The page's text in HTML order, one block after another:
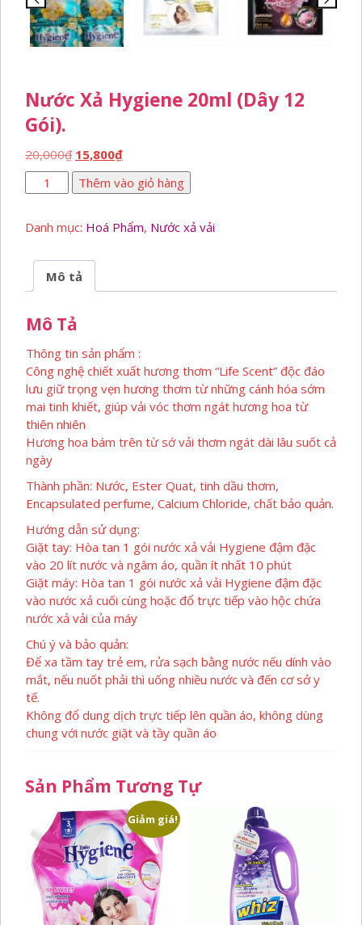
Nước Xả Hygiene 20ml (dây 12
Gói).
20,000₫ Giá
gốc
là:
15,800₫Giá
hiện
tại
15,800₫.
Nước
xả
20ml
gói).
lượng
Thêm vào giỏ hàng
Danh mục: Hoá Phẩm, Nước xả vải
Mô tả
Mô Tả
Thông tin sản phẩm :
Công nghệ chiết xuất hương thơm “Life Scent” độc đáo
lưu giữ trọng vẹn hương thơm từ những cánh hóa sớm
mai tinh khiết, giúp vải vóc thơm ngát hương hoa từ
thiên nhiên
Hương hoa bám trên từ sớ vải thơm ngát dài lâu suốt cả
ngày
Thành phần: Nước, Ester Quat, tinh dầu thơm,
Encapsulated perfume, Calcium Chloride, chất bảo quản.
Hướng dẫn sử dụng:
Giặt tay: Hòa tan 1 gói nước xả vải Hygiene đậm đặc
vào 20 lít nước và ngâm áo, quần ít nhất 10 phút
Giặt máy: Hòa tan 1 gói nước xả vải Hygiene đậm đặc
vào nước xả cuối cùng hoặc đổ trực tiếp vào hộc chứa
nước xả vải của máy
Chú ý và bảo quản:
Để xa tầm tay trẻ em, rửa sạch bằng nước nếu dính vào
mắt, nếu nuốt phải thì uống nhiều nước và đến cơ sở y
tế.
Không đổ dung dịch trực tiếp lên quần áo, không dùng
chung với nước giặt và tầy quần áo
Sản Phẩm Tương Tự
Giảm giá!